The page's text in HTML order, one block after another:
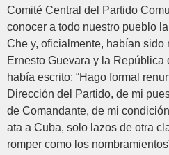
Comité Central del Partido
conocer a todo nuestro pueblo
Che y, oficialmente, habían sido
Ernesto Guevara y la
había escrito: “Hago formal
Dirección del Partido, de mi
de Comandante, de mi
ata a Cuba, solo lazos de otra
romper como los